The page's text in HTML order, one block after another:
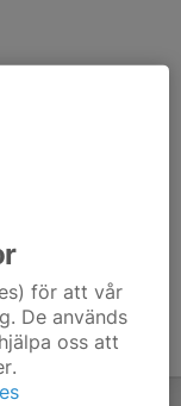
för att vår
De används
oss att